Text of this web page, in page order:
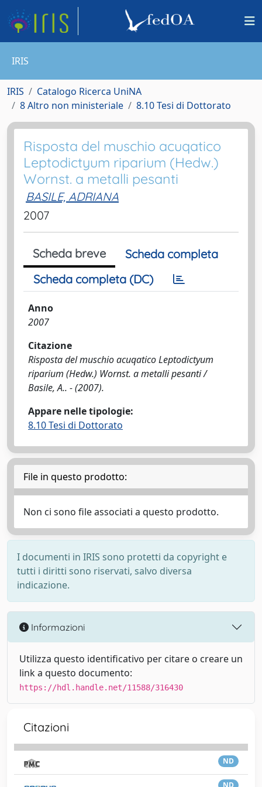
IRIS
IRIS
Catalogo Ricerca UniNA
8 Altro non ministeriale
8.10 Tesi di Dottorato
Risposta del muschio acuqatico
Leptodictyum riparium (Hedw.)
Wornst. a metalli pesanti
BASILE, ADRIANA
2007
Scheda breve
Scheda completa
Scheda completa (DC)
Anno
2007
Citazione
Risposta del muschio acuqatico Leptodictyum
riparium (Hedw.) Wornst. a metalli pesanti /
Basile, A.. - (2007).
Appare nelle tipologie:
8.10 Tesi di Dottorato
File in questo prodotto:
Non ci sono file associati a questo prodotto.
I documenti in IRIS sono protetti da copyright e
tutti i diritti sono riservati, salvo diversa
indicazione.
Informazioni
Utilizza questo identificativo per citare o creare un
link a questo documento:
https://hdl.handle.net/11588/316430
Citazioni
ND